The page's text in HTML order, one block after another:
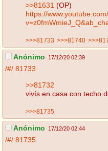
>>81631 (OP)
https://
>>>81733 >>>81740
Anónimo 17/12/20 02:39
/#/ 81733
>>81732
vivís en casa con techo
>>>81735
Anónimo 17/12/20 02:44
/#/ 81735